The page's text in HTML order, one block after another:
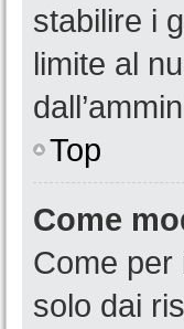
stabilire i
limite al
Top
Come
Come per
solo dai